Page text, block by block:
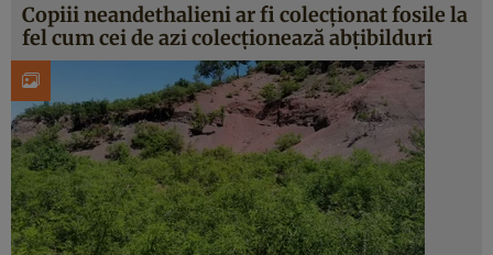
Copiii neandethalieni ar fi colecționat fosile la
fel cum cei de azi colecționează abțibilduri